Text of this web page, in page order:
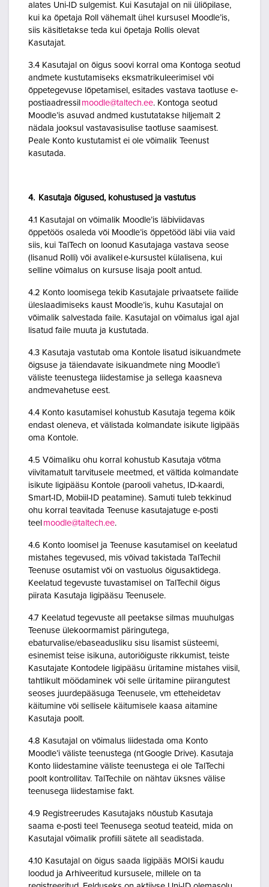
alates Uni-ID sulgemist. Kui Kasutajal on nii üliõpilase,
kui ka õpetaja Roll vähemalt ühel kursusel Moodle’is,
siis käsitletakse teda kui õpetaja Rollis olevat
Kasutajat.
3.4 Kasutajal on õigus soovi korral oma Kontoga seotud
andmete kustutamiseks eksmatrikuleerimisel või
õppetegevuse lõpetamisel, esitades vastava taotluse e-
postiaadressil moodle@taltech.ee. Kontoga seotud
Moodle’is asuvad andmed kustutatakse hiljemalt 2
nädala jooksul vastavasisulise taotluse saamisest.
Peale Konto kustutamist ei ole võimalik Teenust
kasutada.
4. Kasutaja õigused, kohustused ja vastutus
4.1 Kasutajal on võimalik Moodle’is läbiviidavas
õppetöös osaleda või Moodle’is õppetööd läbi viia vaid
siis, kui TalTech on loonud Kasutajaga vastava seose
(lisanud Rolli) või avalikel e-kursustel külalisena, kui
selline võimalus on kursuse lisaja poolt antud.
4.2 Konto loomisega tekib Kasutajale privaatsete failide
üleslaadimiseks kaust Moodle’is, kuhu Kasutajal on
võimalik salvestada faile. Kasutajal on võimalus igal ajal
lisatud faile muuta ja kustutada.
4.3 Kasutaja vastutab oma Kontole lisatud isikuandmete
õigsuse ja täiendavate isikuandmete ning Moodle’i
väliste teenustega liidestamise ja sellega kaasneva
andmevahetuse eest.
4.4 Konto kasutamisel kohustub Kasutaja tegema kõik
endast oleneva, et välistada kolmandate isikute ligipääs
oma Kontole.
4.5 Võimaliku ohu korral kohustub Kasutaja võtma
viivitamatult tarvitusele meetmed, et vältida kolmandate
isikute ligipääsu Kontole (parooli vahetus, ID-kaardi,
Smart-ID, Mobiil-ID peatamine). Samuti tuleb tekkinud
ohu korral teavitada Teenuse kasutajatuge e-posti
teel moodle@taltech.ee.
4.6 Konto loomisel ja Teenuse kasutamisel on keelatud
mistahes tegevused, mis võivad takistada TalTechil
Teenuse osutamist või on vastuolus õigusaktidega.
Keelatud tegevuste tuvastamisel on TalTechil õigus
piirata Kasutaja ligipääsu Teenusele.
4.7 Keelatud tegevuste all peetakse silmas muuhulgas
Teenuse ülekoormamist päringutega,
ebaturvalise/ebaseadusliku sisu lisamist süsteemi,
esinemist teise isikuna, autoriõiguste rikkumist, teiste
Kasutajate Kontodele ligipääsu üritamine mistahes viisil,
tahtlikult möödaminek või selle üritamine piirangutest
seoses juurdepääsuga Teenusele, vm etteheidetav
käitumine või sellisele käitumisele kaasa aitamine
Kasutaja poolt.
4.8 Kasutajal on võimalus liidestada oma Konto
Moodle’i väliste teenustega (nt Google Drive). Kasutaja
Konto liidestamine väliste teenustega ei ole TalTechi
poolt kontrollitav. TalTechile on nähtav üksnes välise
teenusega liidestamise fakt.
4.9 Registreerudes Kasutajaks nõustub Kasutaja
saama e-posti teel Teenusega seotud teateid, mida on
Kasutajal võimalik profiili sätete all seadistada.
4.10 Kasutajal on õigus saada ligipääs MOISi kaudu
loodud ja Arhiveeritud kursusele, millele on ta